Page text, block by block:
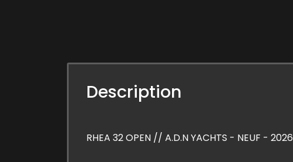
Description
RHEA 32 OPEN // A.D.N YACHTS - NEUF - 2026